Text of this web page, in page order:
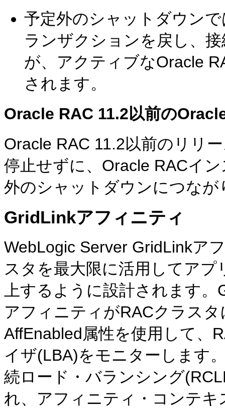
予定外のシャットダウン
ランザクションを戻し、
が、アクティブなOracle
されます。
Oracle RAC 11.2以前の
Oracle RAC 11.2以前のリリ
停止せずに、Oracle RACイ
外のシャットダウンにつなが
GridLinkアフィニティ
WebLogic Server GridLinkア
スタを最大限に活用してア
上するように設計されます
アフィニティがRACクラス
AffEnabled属性を使用して、
イザ(LBA)をモニターします
続ロード・バランシング
れ、アフィニティ・コンテ